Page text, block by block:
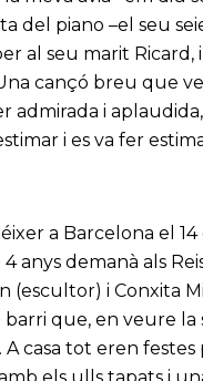
del piano –el seu
al seu marit
cançó breu que ve
admirada i
i es va fer
a Barcelona el
4 anys demanà als
(escultor) i Conxita
que, en veure
A casa tot eren